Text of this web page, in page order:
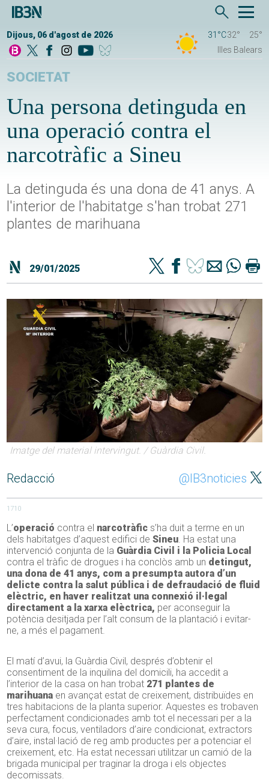
Dijous, 06 d'agost de 2026 31°C32°
25°
Illes Balears
SOCIETAT
Una persona detinguda en
una operació contra el
narcotràfic a Sineu
La detinguda és una dona de 41 anys. A
l'interior de l'habitatge s'han trobat 271
plantes de marihuana
29/01/2025
Imatge del material intervingut. / Guàrdia Civil.
Redacció @IB3noticies
1710
L’operació contra el narcotràfic s’ha duit a terme en un
dels habitatges d’aquest edifici de Sineu. Ha estat una
intervenció conjunta de la Guàrdia Civil i la Policia Local
contra el tràfic de drogues i ha conclòs amb un detingut,
una dona de 41 anys, com a presumpta autora d’un
delicte contra la salut pública i de defraudació de fluid
elèctric, en haver realitzat una connexió il·legal
directament a la xarxa elèctrica, per aconseguir la
potència desitjada per l’alt consum de la plantació i evitar-
ne, a més el pagament.
El matí d’avui, la Guàrdia Civil, després d’obtenir el
consentiment de la inquilina del domicili, ha accedit a
l’interior de la casa on han trobat 271 plantes de
marihuana en avançat estat de creixement, distribuïdes en
tres habitacions de la planta superior. Aquestes es trobaven
perfectament condicionades amb tot el necessari per a la
seva cura, focus, ventiladors d’aire condicionat, extractors
d’aire, instal·lació de reg amb productes per a potenciar el
creixement, etc. Ha estat necessari utilitzar un camió de la
brigada municipal per traginar la droga i els objectes
decomissats.